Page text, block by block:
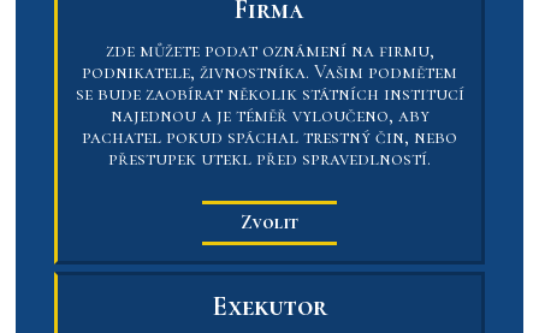
Firma
zde můžete podat oznámení na firmu,
podnikatele, živnostníka. Vašim podmětem
se bude zaobírat několik státních institucí
najednou a je téměř vyloučeno, aby
pachatel pokud spáchal trestný čin, nebo
přestupek utekl před spravedlností.
Zvolit
Exekutor